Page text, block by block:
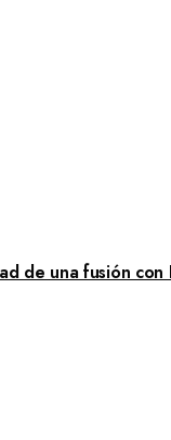
de una fusión con